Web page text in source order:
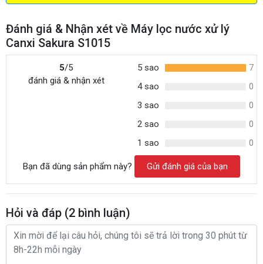
Đánh giá & Nhận xét về Máy lọc nước xử lý
Canxi Sakura S1015
5/5
đánh giá & nhận xét
5 sao
7
4 sao
0
3 sao
0
2 sao
0
1 sao
0
Bạn đã dùng sản phẩm này? Gửi đánh giá của bạn
Hỏi và đáp (2 bình luận)